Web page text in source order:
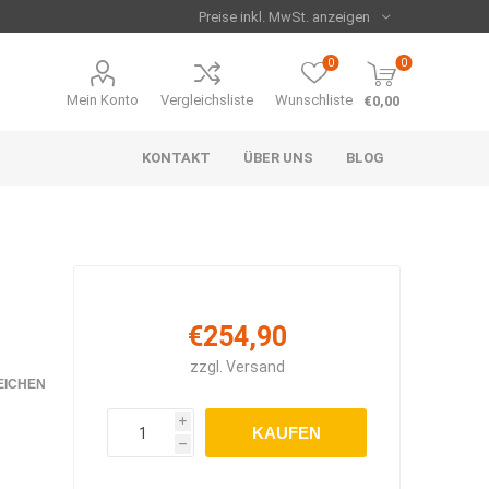
Mein Konto Vergleichsliste Wunschliste
0 0
€0,00
Runde Heizpaneele
Set's
Zubehör
beheizte Arbeitsmatte
KONTAKT ÜBER UNS BLOG
€254,90
zzgl. Versand
i
h
KAUFEN